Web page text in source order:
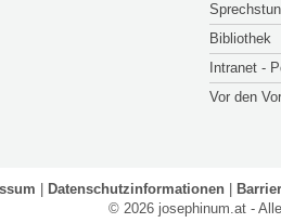
Bibliothek
Intranet -
Vor den
Datenschutzinformationen
© 2026 josephinum.at -